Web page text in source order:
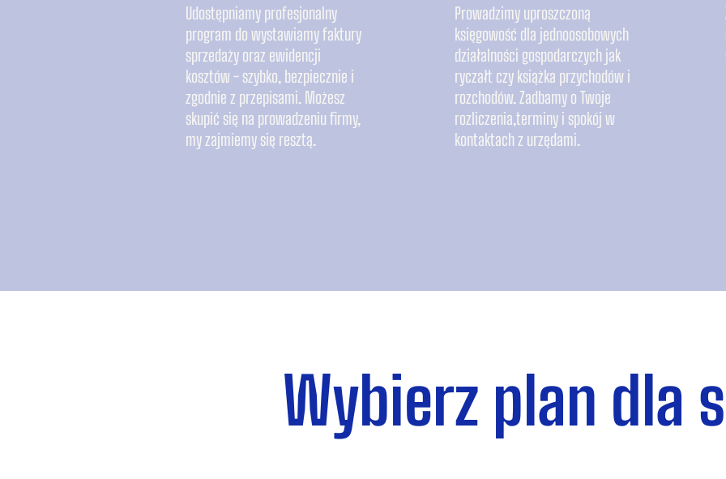
Udostępniamy profesjonalny
program do wystawiamy faktury
sprzedaży oraz ewidencji
kosztów - szybko, bezpiecznie i
zgodnie z przepisami. Możesz
skupić się na prowadzeniu firmy,
my zajmiemy się resztą.
Prowadzimy uproszczoną
księgowość dla jednoosobowych
działalności gospodarczych jak
ryczałt czy książka przychodów i
rozchodów. Zadbamy o Twoje
rozliczenia,terminy i spokój w
kontaktach z urzędami.
Wybierz plan dla